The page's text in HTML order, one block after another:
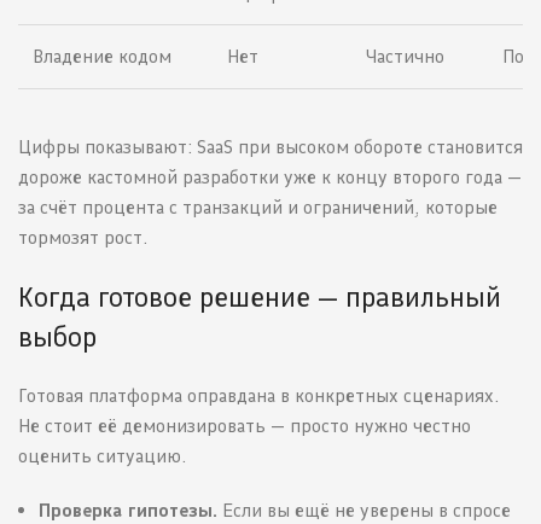
Владение кодом Нет Частично
Цифры показывают: SaaS при высоком обороте становится
дороже кастомной разработки уже к концу второго года —
за счёт процента с транзакций и ограничений, которые
тормозят рост.
Когда готовое решение — правильный
выбор
Готовая платформа оправдана в конкретных сценариях.
Не стоит её демонизировать — просто нужно честно
оценить ситуацию.
Проверка гипотезы. Если вы ещё не уверены в спросе